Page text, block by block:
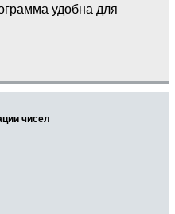
удобна для
чисел